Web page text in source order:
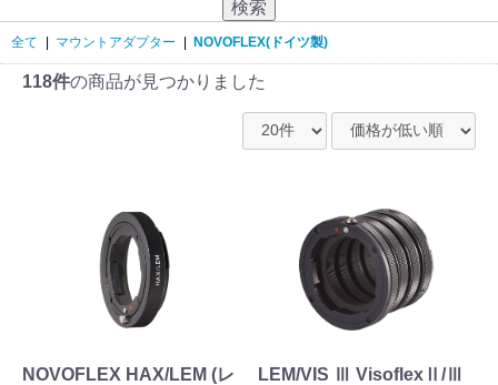
検索
全て マウントアダプター NOVOFLEX(ドイツ製)
118件の商品が見つかりました
NOVOFLEX HAX/LEM (レ
LEM/VIS Ⅲ VisoflexⅡ/Ⅲ